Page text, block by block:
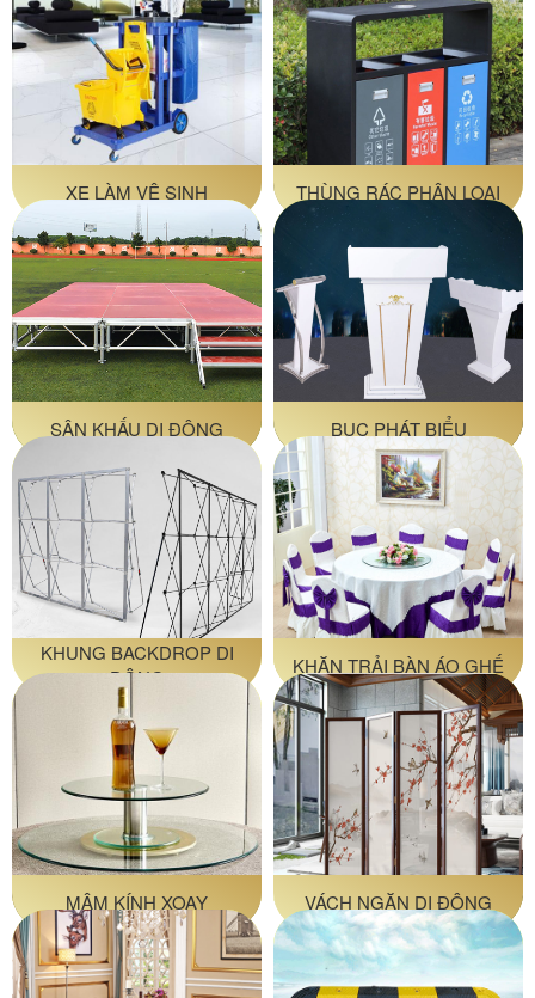
XE LÀM VỆ SINH THÙNG RÁC PHÂN LOẠI
SÂN KHẤU DI ĐỘNG BỤC PHÁT BIỂU
KHUNG BACKDROP DI
ĐỘNG
KHĂN TRẢI BÀN ÁO GHẾ
MÂM KÍNH XOAY VÁCH NGĂN DI ĐỘNG